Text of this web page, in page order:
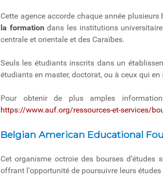
Cette agence accorde chaque année
la formationdans les institutions
centrale et orientale et des Caraïbes.
Seuls les étudiants inscrits dans un
étudiants en master, doctorat, ou à ceux qui
Pour obtenir de plus amples
https://www.auf.org/ressources-et-services/
Belgian American Educational
Cet organisme octroie des bourses d’études
offrant l'opportunité de poursuivre leurs